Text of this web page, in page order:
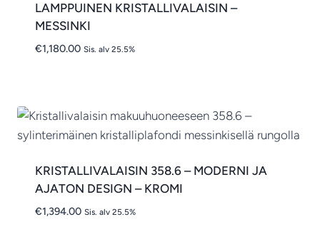
LAMPPUINEN KRISTALLIVALAISIN –
MESSINKI
€1,180.00 Sis. alv 25.5%
KRISTALLIVALAISIN 358.6 – MODERNI JA
AJATON DESIGN – KROMI
€1,394.00 Sis. alv 25.5%